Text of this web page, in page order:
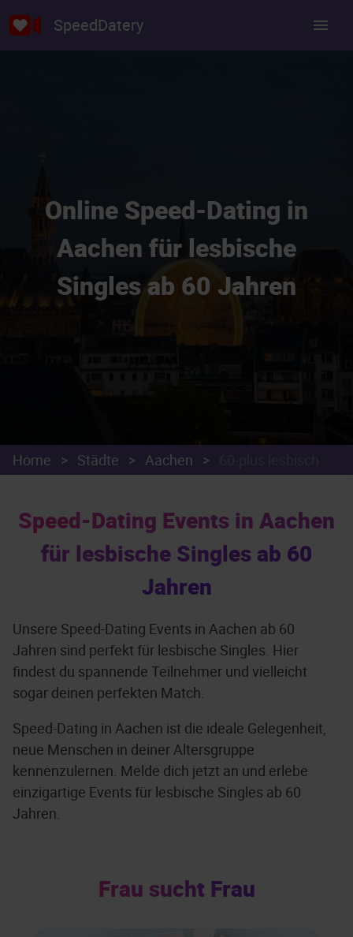
SpeedDatery
Online Speed-Dating in
Aachen für lesbische
Singles ab 60 Jahren
Home > Städte > Aachen >
Speed-Dating Events in Aachen
für lesbische Singles ab 60
Jahren
Unsere Speed-Dating Events in Aachen ab 60
Jahren sind perfekt für lesbische Singles. Hier
findest du spannende Teilnehmer und vielleicht
sogar deinen perfekten Match.
Speed-Dating in Aachen ist die ideale Gelegenheit,
neue Menschen in deiner Altersgruppe
kennenzulernen. Melde dich jetzt an und erlebe
einzigartige Events für lesbische Singles ab 60
Jahren.
Frau sucht Frau